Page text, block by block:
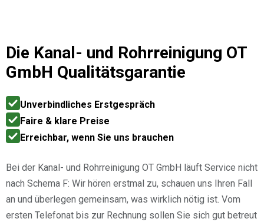
Die Kanal- und Rohrreinigung OT
GmbH Qualitätsgarantie
Unverbindliches Erstgespräch
Faire & klare Preise
Erreichbar, wenn Sie uns brauchen
Bei der Kanal- und Rohrreinigung OT GmbH läuft Service nicht
nach Schema F: Wir hören erstmal zu, schauen uns Ihren Fall
an und überlegen gemeinsam, was wirklich nötig ist. Vom
ersten Telefonat bis zur Rechnung sollen Sie sich gut betreut